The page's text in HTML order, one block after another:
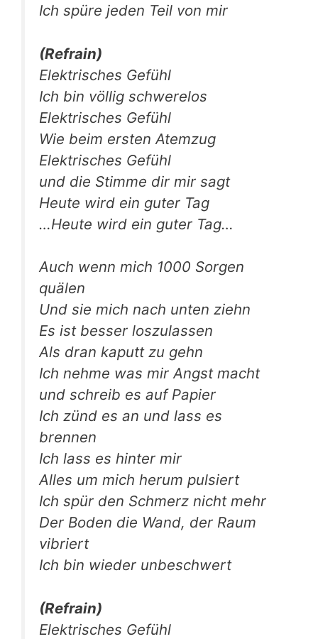
Ich spü­re jeden Teil von mir
(Refrain)
Elek­tri­sches Gefühl
Ich bin völ­lig schwerelos
Elek­tri­sches Gefühl
Wie beim ers­ten Atemzug
Elek­tri­sches Gefühl
und die Stim­me dir mir sagt
Heu­te wird ein guter Tag
…Heu­te wird ein guter Tag…
Auch wenn mich 1000 Sor­gen
quälen
Und sie mich nach unten ziehn
Es ist bes­ser loszulassen
Als dran kaputt zu gehn
Ich neh­me was mir Angst macht
und schreib es auf Papier
Ich zünd es an und lass es
brennen
Ich lass es hin­ter mir
Alles um mich her­um pulsiert
Ich spür den Schmerz nicht mehr
Der Boden die Wand, der Raum
vibriert
Ich bin wie­der unbeschwert
(Refrain)
Elek­tri­sches Gefühl